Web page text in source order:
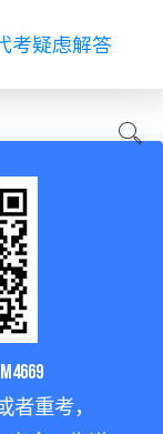
考疑虑解答
者重考，